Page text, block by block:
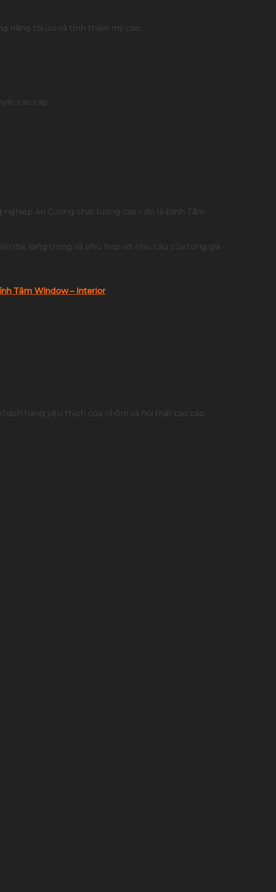
năng tối ưu và tính thẩm mỹ cao.
cao cấp.
An Cường chất lượng cao – đó là Đỉnh Tâm.
đại, sang trọng và phù hợp với nhu cầu của từng gia
Tâm Window – Interior
hàng yêu thích cửa nhôm và nội thất cao cấp.